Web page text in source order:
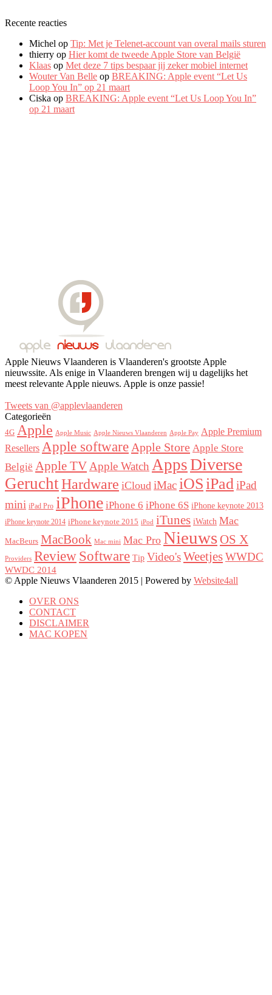
Recente reacties
Michel op Tip: Met je Telenet-account van overal mails sturen
thierry op Hier komt de tweede Apple Store van België
Klaas op Met deze 7 tips bespaar jij zeker mobiel internet
Wouter Van Belle op BREAKING: Apple event “Let Us
Loop You In” op 21 maart
Ciska op BREAKING: Apple event “Let Us Loop You In”
op 21 maart
Apple Nieuws Vlaanderen is Vlaanderen's grootste Apple
nieuwssite. Als enige in Vlaanderen brengen wij u dagelijks het
meest relevante Apple nieuws. Apple is onze passie!
Tweets van @applevlaanderen
Categorieën
4G Apple Apple Music Apple Nieuws Vlaanderen Apple Pay Apple Premium
Resellers Apple software Apple Store Apple Store
België Apple TV Apple Watch Apps Diverse
GeruchtHardware iCloud iMac iOSiPadiPad
mini iPad Pro iPhone iPhone 6 iPhone 6S iPhone keynote 2013
iPhone keynote 2014 iPhone keynote 2015 iPod iTunes iWatch Mac
MacBeurs MacBook Mac mini Mac Pro Nieuws OS X
Providers Review Software Tip Video'sWeetjesWWDC
WWDC 2014
© Apple Nieuws Vlaanderen 2015 | Powered by Website4all
OVER ONS
CONTACT
DISCLAIMER
MAC KOPEN